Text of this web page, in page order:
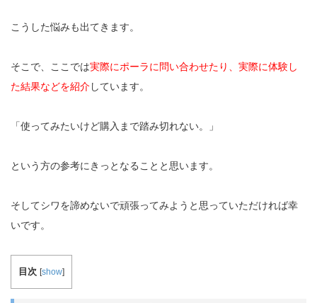
こうした悩みも出てきます。
そこで、ここでは実際にポーラに問い合わせたり、実際に体験し
た結果などを紹介しています。
「使ってみたいけど購入まで踏み切れない。」
という方の参考にきっとなることと思います。
そしてシワを諦めないで頑張ってみようと思っていただければ幸
いです。
目次 [show]